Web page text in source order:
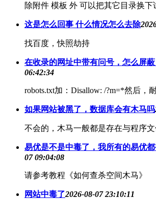
除附件 模板 外 可以把其它目录换下
这是怎么回事 什么情况怎么去除
找百度，快照劫持
在收录的网址中带有问号，怎么屏蔽
06:42:34
robots.txt加：Disallow: /?m=*然后，
如果网站被黑了，数据库会有木马吗
不会的，木马一般都是存在与程序
易优是不是中毒了，我所有的易优
07 09:04:08
请参考教程《如何查杀空间木马》
网站中毒了2026-08-07 23:10:11